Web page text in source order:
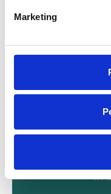
Marketing